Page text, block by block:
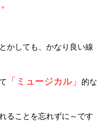
かしても、かなり良い線
「ミュージカル」
的な
ることを忘れずに～です